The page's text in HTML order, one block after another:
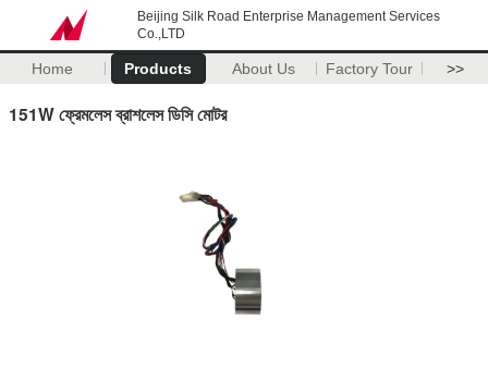
Beijing Silk Road Enterprise Management Services
Co.,LTD
Home Products About Us Factory Tour >>
151W ফ্রেমলেস ব্রাশলেস ডিসি মোটর